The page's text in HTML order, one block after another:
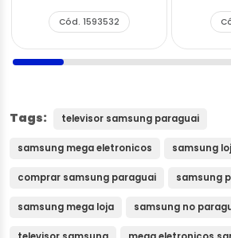
Cód. 1593532
Tags: televisor samsung paraguai
samsung mega eletronicos samsung
comprar samsung paraguai samsung
samsung mega loja samsung no